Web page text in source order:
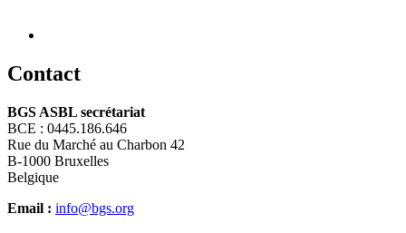
Contact
BGS ASBL secrétariat
BCE : 0445.186.646
Rue du Marché au Charbon 42
B-1000 Bruxelles
Belgique
Email : info@bgs.org